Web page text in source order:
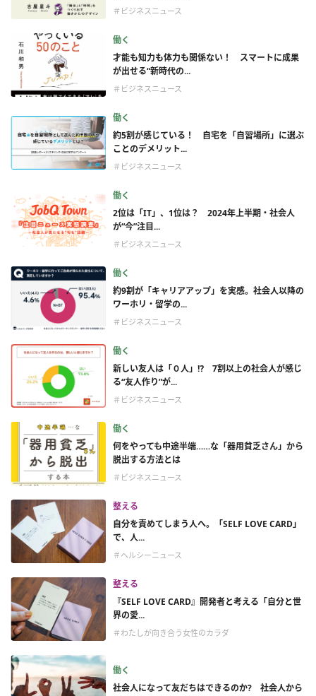
＃ビジネスニュース
働く
才能も知力も体力も関係ない！ スマートに成果
が出せる“新時代の...
＃ビジネスニュース
働く
約5割が感じている！ 自宅を「自習場所」に選ぶ
ことのデメリット...
＃ビジネスニュース
働く
2位は「IT」、1位は？ 2024年上半期・社会人
が“今”注目...
＃ビジネスニュース
働く
約9割が「キャリアアップ」を実感。社会人以降の
ワーホリ・留学の...
＃ビジネスニュース
働く
新しい友人は「０人」⁉ 7割以上の社会人が感じ
る“友人作り”が...
＃ビジネスニュース
働く
何をやっても中途半端……な「器用貧乏さん」から
脱出する方法とは
＃ビジネスニュース
整える
自分を責めてしまう人へ。「SELF LOVE CARD」
で、人...
＃ヘルシーニュース
整える
『SELF LOVE CARD』開発者と考える「自分と世
界の愛...
＃わたしが向き合う女性のカラダ
働く
社会人になって友だちはできるのか? 社会人から